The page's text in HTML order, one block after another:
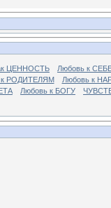
ЦЕННОСТЬ
Любовь к
к РОДИТЕЛЯМ
Любовь к
Любовь к БОГУ